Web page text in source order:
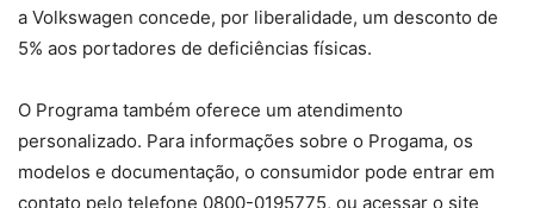
a Volkswagen concede, por liberalidade, um desconto de
5% aos portadores de deficiências físicas.
O Programa também oferece um atendimento
personalizado. Para informações sobre o Progama, os
modelos e documentação, o consumidor pode entrar em
contato pelo telefone 0800-0195775, ou acessar o site